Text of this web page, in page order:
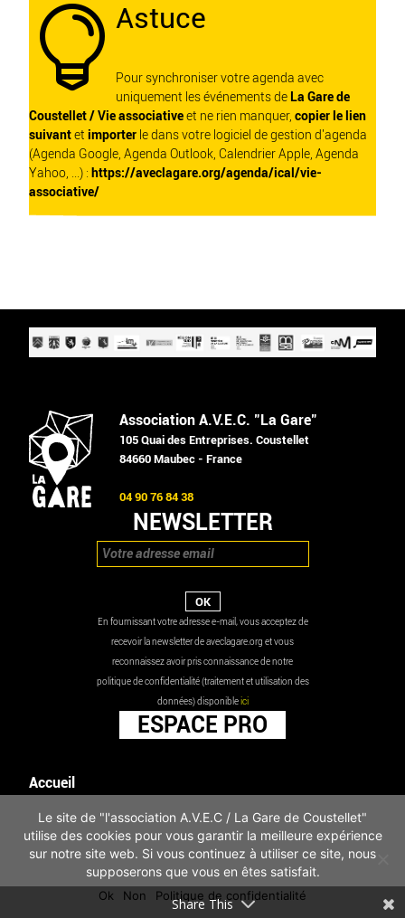
 Astuce
Pour synchroniser votre agenda avec
uniquement les événements de La Gare de
Coustellet / Vie associativeet ne rien manquer, copier le lien
suivantet importer le dans votre logiciel de gestion d'agenda
(Agenda Google, Agenda Outlook, Calendrier Apple, Agenda
Yahoo, ...) : https://aveclagare.org/agenda/ical/vie-
associative/
Association A.V.E.C. "La Gare"
105 Quai des Entreprises. Coustellet
84660 Maubec - France
04 90 76 84 38
NEWSLETTER
En fournissant votre adresse e-mail, vous acceptez de
recevoir la newsletter de aveclagare.org et vous
reconnaissez avoir pris connaissance de notre
politique de confidentialité (traitement et utilisation des
données) disponibleici
ESPACE PRO
Accueil
Les actualités
Mentions légales
Infos pratiques
Politique de confidentialité
Share This
Le site de "l'association A.V.E.C / La Gare de Coustellet"
utilise des cookies pour vous garantir la meilleure expérience
sur notre site web. Si vous continuez à utiliser ce site, nous
supposerons que vous en êtes satisfait.
Ok Non Politique de confidentialité